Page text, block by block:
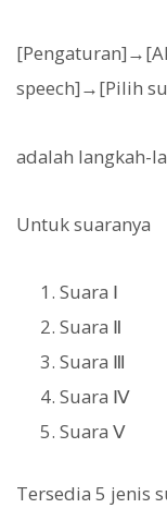
speech]→[Pilih
adalah langkah-
Untuk suaranya
Suara Ⅰ
Suara Ⅱ
Suara Ⅲ
Suara Ⅳ
Suara Ⅴ
Tersedia 5 jenis